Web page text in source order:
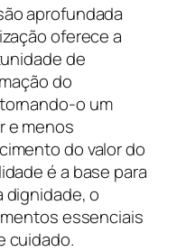
aprofundada
oferece a
de
do
o um
e menos
do valor do
é a base para
dignidade, o
essenciais
cuidado.